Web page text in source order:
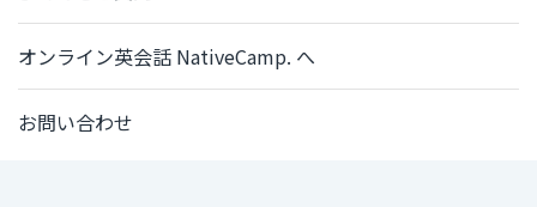
オンライン英会話 NativeCamp. へ
お問い合わせ